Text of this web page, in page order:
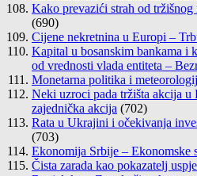
Kako prevazići strah od
(690)
Cijene nekretnina u Europi –
Kapital u bosanskim bankama i
od vrednosti vlada entiteta –
Monetarna politika i
Neki uzroci pada tržišta akcija u
zajednička akcija (702)
Rata u Ukrajini i očekivanja
(703)
Ekonomija Srbije – Ekonomske
Čista zarada kao pokazatelj